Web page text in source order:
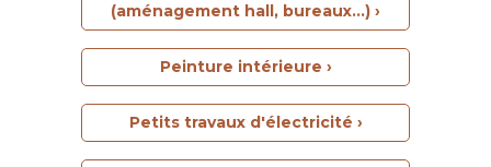
(aménagement hall, bureaux...) ›
Peinture intérieure ›
Petits travaux d'électricité ›